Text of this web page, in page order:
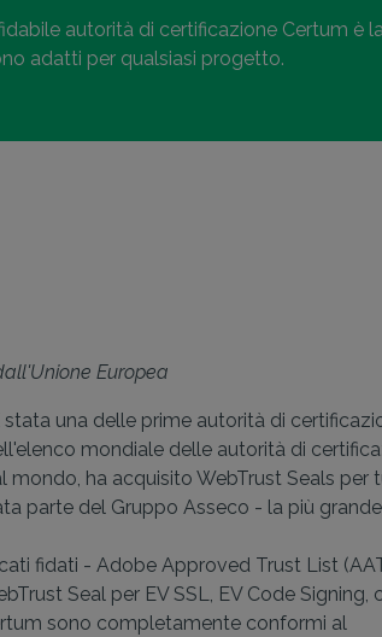
autorità di certificazione Certum è
adatti per qualsiasi progetto.
Europea
una delle prime autorità di
mondiale delle autorità di
mondo, ha acquisito WebTrust Seals per
parte del Gruppo Asseco - la più
fidati - Adobe Approved Trust List
Seal per EV SSL, EV Code Signing,
sono completamente conformi al